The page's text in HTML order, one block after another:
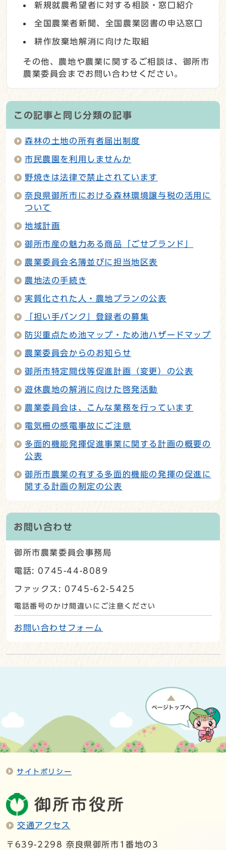
新規就農希望者に対する相談・窓口紹介
全国農業者新聞、全国農業図書の申込窓口
耕作放棄地解消に向けた取組
その他、農地や農業に関するご相談は、御所市
農業委員会までお問い合わせください。
この記事と同じ分類の記事
森林の土地の所有者届出制度
市民農園を利用しませんか
野焼きは法律で禁止されています
奈良県御所市における森林環境譲与税の活用に
ついて
地域計画
御所市産の魅力ある商品「ごせブランド」
農業委員会名簿並びに担当地区表
農地法の手続き
実質化された人・農地プランの公表
「担い手バンク」登録者の募集
防災重点ため池マップ・ため池ハザードマップ
農業委員会からのお知らせ
御所市特定間伐等促進計画（変更）の公表
遊休農地の解消に向けた啓発活動
農業委員会は、こんな業務を行っています
電気柵の感電事故にご注意
多面的機能発揮促進事業に関する計画の概要の
公表
御所市農業の有する多面的機能の発揮の促進に
関する計画の制定の公表
お問い合わせ
御所市農業委員会事務局
電話: 0745-44-8089
ファックス: 0745-62-5425
電話番号のかけ間違いにご注意ください
お問い合わせフォーム
サイトポリシー
交通アクセス
〒639-2298 奈良県御所市1番地の3